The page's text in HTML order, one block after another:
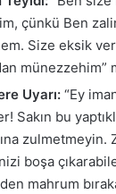
çünkü Ben
Size eksik
münezzehim”
Uyarı: “Ey
Sakın bu
zulmetmeyin.
boşa
mahrum